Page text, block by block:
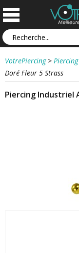
VotrePiercing >
Doré Fleur 5 Strass
Piercing Industriel